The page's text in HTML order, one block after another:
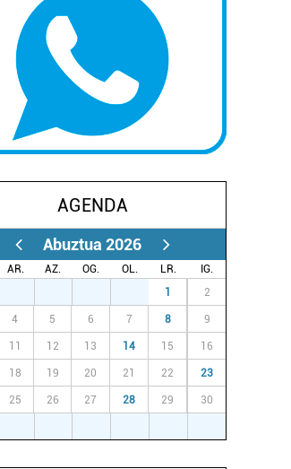
AGENDA
Abuztua 2026
AR. AZ. OG. OL. LR.
IG.
1 2
4 5 6 7 8 9
11 12 13 14 15 16
18 19 20 21 22 23
25 26 27 28 29 30